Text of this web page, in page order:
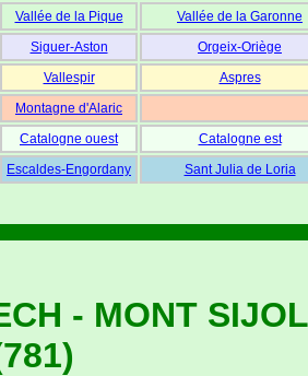
Vallée de la Pique Vallée de la Garonne
Siguer-Aston Orgeix-Oriège
Vallespir Aspres
Montagne d'Alaric
Catalogne ouest
Catalogne est
Escaldes-Engordany Sant Julia de Loria
- MONT